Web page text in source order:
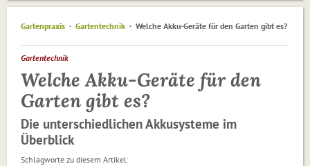
Gartenpraxis Gartentechnik Welche Akku-Geräte für den Garten gibt es?
Gartentechnik
Welche Akku-Geräte für den
Garten gibt es?
Die unterschiedlichen Akkusysteme im
Überblick
Schlagworte zu diesem Artikel: